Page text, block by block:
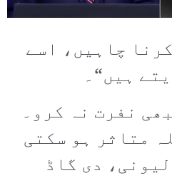
چاہیں، اسے
ہیں“۔
نفرت نہ کرو۔
متاثر ہو سکتی
دی گاڈ